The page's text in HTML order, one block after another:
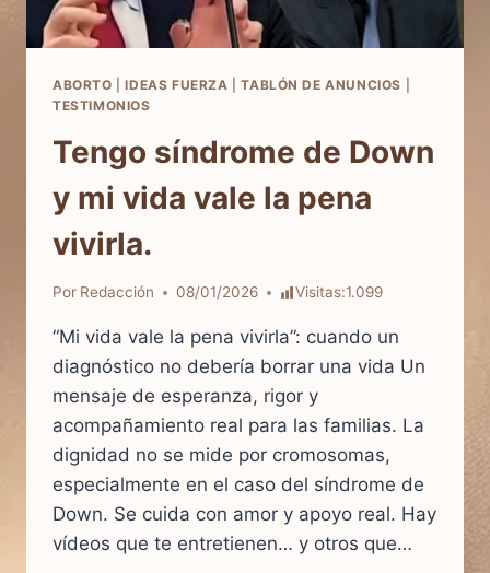
ABORTO |IDEAS FUERZA |TABLÓN DE ANUNCIOS
TESTIMONIOS
Tengo síndrome de Down
y mi vida vale la pena
vivirla.
Por Redacción 08/01/2026 Visitas:1.099
“Mi vida vale la pena vivirla”: cuando un
diagnóstico no debería borrar una vida Un
mensaje de esperanza, rigor y
acompañamiento real para las familias. La
dignidad no se mide por cromosomas,
especialmente en el caso del síndrome de
Down. Se cuida con amor y apoyo real. Hay
vídeos que te entretienen… y otros que…